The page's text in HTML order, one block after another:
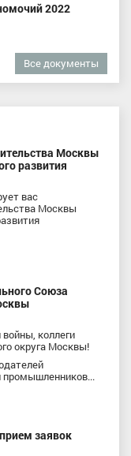
2022
Все документы
Москвы
развития
вас
Москвы
Союза
коллеги
округа Москвы!
промышленников...
заявок